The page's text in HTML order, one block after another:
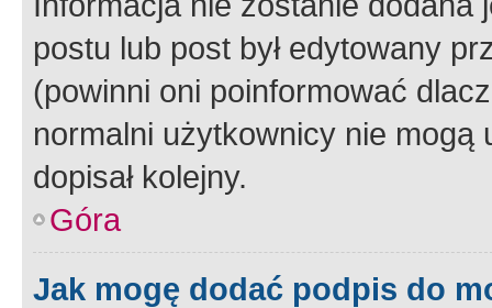
postu lub post był edytowany
(powinni oni poinformować
normalni użytkownicy nie
dopisał kolejny.
Góra
Jak mogę dodać podpis do